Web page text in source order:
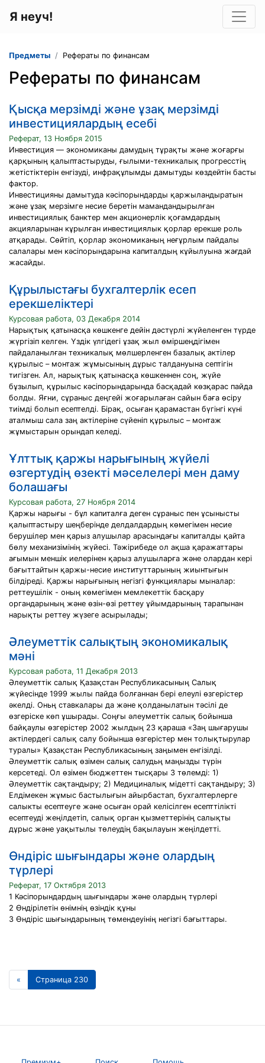
Я неуч!
Предметы Рефераты по финансам
Рефераты по финансам
Қысқа мерзімді және ұзақ мерзімді
инвестициялардың есебі
Реферат, 13 Ноября 2015
Инвестиция — экономиканы дамудың тұрақты және жоғарғы
қарқының қалыптастыруды, ғылыми-техникалық прогресстің
жетістіктерін енгізуді, инфрақұлымды дамытуды көздейтін басты
фактор.
Инвестицияны дамытуда кәсіпорындарды қаржыландыратын
және ұзақ мерзімге несие беретін мамандандырылған
инвестициялық банктер мен акционерлік қоғамдардың
акцияларынан кұрылған инвестициялык қорлар ерекше роль
атқарады. Сөйтіп, қорлар экономиканың неғұрлым пайдалы
салалары мен кәсіпорындарына капиталдың кұйылуына жағдай
жасайды.
Құрылыстағы бухгалтерлік есеп
ерекшеліктері
Курсовая работа, 03 Декабря 2014
Нарықтық қатынасқа көшкенге дейін дәстүрлі жүйеленген түрде
жүргізіп келген. Үздік үлгідегі ұзақ жыл өміршеңдігімен
пайдаланылған техникалық мөлшерленген базалық актілер
құрылыс – монтаж жұмысының дұрыс талдануына септігін
тигізген. Ал, нарықтық қатынасқа көшкеннен соң, жүйе
бұзылып, құрылыс кәсіпорындарында басқадай көзқарас пайда
болды. Яғни, сұраныс деңгейі жоғарылаған сайын баға өсіру
тиімді болып есептелді. Бірақ, осыған қарамастан бүгінгі күні
аталмыш сала заң актілеріне сүйеніп құрылыс – монтаж
жұмыстарын орындап келеді.
Ұлттық қаржы нарығының жүйелі
өзгертудің өзекті мәселелері мен даму
болашағы
Курсовая работа, 27 Ноября 2014
Қаржы нарығы - бұл капиталға деген сұраныс пен ұсынысты
қалыптастыру шеңберінде делдалдардың көмегімен несие
берушілер мен қарыз алушылар арасындағы капиталды қайта
бөлу механизімінің жүйесі. Тәжірибеде ол ақша қаражаттары
ағымын меншік иелерінен қарыз алушыларға және олардан кері
бағыттайтын қаржы-несие институттарының жиынтығын
білдіреді. Қаржы нарығының негізгі функциялары мыналар:
реттеушілік - оның көмегімен мемлекеттік басқару
органдарының және өзін-өзі реттеу ұйымдарының тарапынан
нарықты реттеу жүзеге асырылады;
Әлеуметтік салықтың экономикалық
мәні
Курсовая работа, 11 Декабря 2013
Әлеуметтік салық Қазақстан Республикасының Салық
жүйесінде 1999 жылы пайда болғаннан бері елеулі өзгерістер
әкелді. Оньң ставкалары да және қолданылатын тәсілі де
өзгеріске көп ұшырады. Соңғы әлеуметтік салық бойынша
байқаулы өзгерістер 2002 жылдың 23 қараша «Заң шығарушы
актілердегі салық салу бойынша өзгерістер мен толықтырулар
туралы» Қазақстан Республикасының заңымен енгізілді.
Әлеуметтік салық өзімен салық салудьң маңызды түрін
керсетеді. Ол өзімен бюджеттен тысқары 3 төлемді: 1)
Әлеуметтік сақтандыру; 2) Медициналық мідетті сақтандыру; 3)
Елдімекен жұмыс бастылығын айырбастап, бухгалтерлерге
салыкты есептеуге және осыған орай келісілген есепттілікті
есептеуді жеңілдетіп, салық орган қызметтерінің салықты
дұрыс және уақытылы төлеудің бақылауын жеңілдетті.
Өндіріс шығындары және олардың
түрлері
Реферат, 17 Октября 2013
1 Кәсіпорындардың шығындары және олардың түрлері
2 Өндірілетін өнімнің өзіндік құны
3 Өндіріс шығындарының төмендеуінің негізгі бағыттары.
« Страница 230